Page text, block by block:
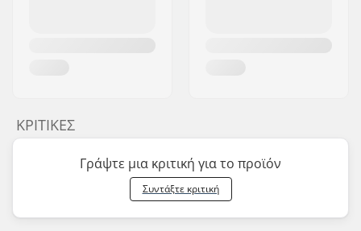
ΚΡΙΤΙΚΈΣ
Γράψτε μια κριτική για το προϊόν
Συντάξτε κριτική